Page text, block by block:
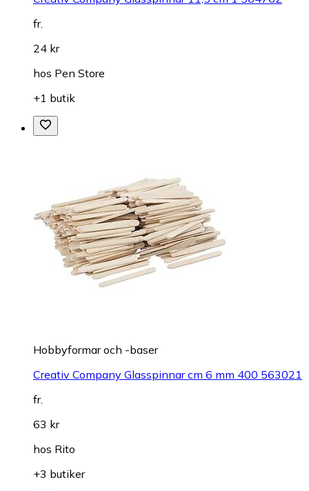
fr.
24 kr
hos Pen Store
+1 butik
Hobbyformar och -baser
Creativ Company Glasspinnar cm 6 mm 400 563021
fr.
63 kr
hos Rito
+3 butiker